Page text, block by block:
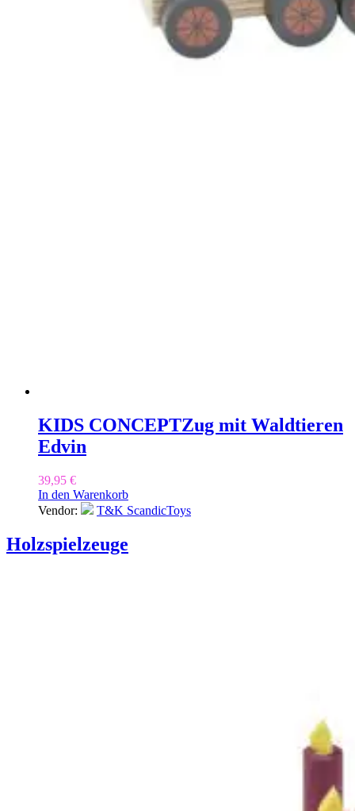
KIDS CONCEPTZug mit Waldtieren
Edvin
39,95 €
In den Warenkorb
Vendor:
T&K ScandicToys
Holzspielzeuge